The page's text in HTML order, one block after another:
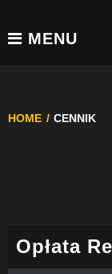
MENU
HOME / CENNIK
Opłata